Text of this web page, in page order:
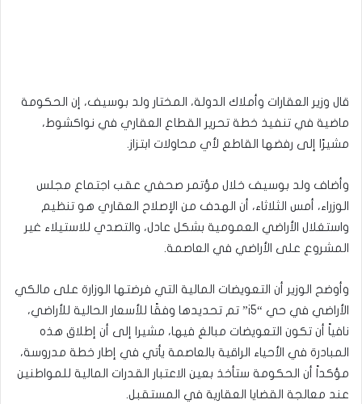
قال وزير العقارات وأملاك الدولة، المختار ولد بوسيف، إن الحكومة
ماضية في تنفيذ خطة تحرير القطاع العقاري في نواكشوط،
مشيرًا إلى رفضها القاطع لأي محاولات ابتزاز.
وأضاف ولد بوسيف خلال مؤتمر صحفي عقب اجتماع مجلس
الوزراء، أمس الثلاثاء، أن الهدف من الإصلاح العقاري هو تنظيم
واستغلال الأراضي العمومية بشكل عادل، والتصدي للاستيلاء غير
المشروع على الأراضي في العاصمة.
وأوضح الوزير أن التعويضات المالية التي فرضتها الوزارة على مالكي
الأراضي في حي “i5” تم تحديدها وفقًا للأسعار الحالية للأراضي،
نافياً أن تكون التعويضات مبالغ فيها، مشيرا إلى أن إطلاق هذه
المبادرة في الأحياء الراقية بالعاصمة يأتي في إطار خطة مدروسة،
مؤكداً أن الحكومة ستأخذ بعين الاعتبار القدرات المالية للمواطنين
عند معالجة القضايا العقارية في المستقبل.